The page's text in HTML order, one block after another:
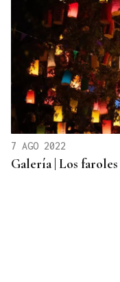
7 AGO 2022
Galería | Los